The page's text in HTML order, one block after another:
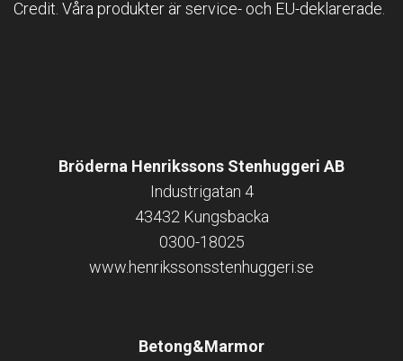
Credit. Våra produkter är service- och EU-deklarerade.
Bröderna Henrikssons Stenhuggeri AB
Industrigatan 4
43432 Kungsbacka
0300-18025
www.henrikssonsstenhuggeri.se
Betong&Marmor